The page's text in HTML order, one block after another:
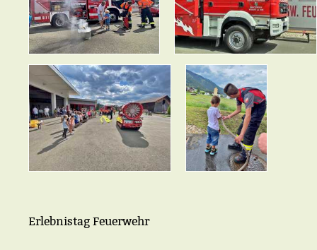
Erlebnistag Feuerwehr